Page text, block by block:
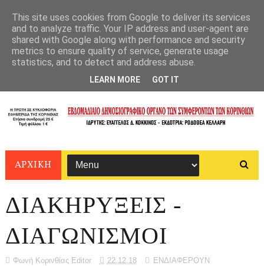
ΑΡΧΙΚΗ
ΔΙΑΚΗΡΥΞΕΙΣ -
ΔΙΑΓΩΝΙΣΜΟΙ
Φωνή Κορινθίας Editor 22.12.18 ΕΝΔΙΑΦΕΡΟΥΝ
This site uses cookies from Google to deliver its services
and to analyze traffic. Your IP address and user-agent are
shared with Google along with performance and security
metrics to ensure quality of service, generate usage
statistics, and to detect and address abuse.
LEARN MORE GOT IT